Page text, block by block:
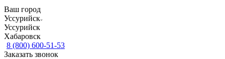
Ваш город
Уссурийск
Уссурийск
Хабаровск
8 (800) 600-51-53
Заказать звонок